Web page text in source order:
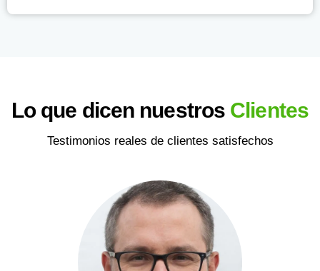
"Recomendados!"